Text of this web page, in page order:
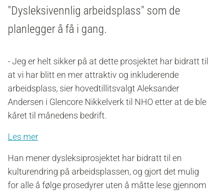
"Dysleksivennlig arbeidsplass" som de
planlegger å få i gang.
- Jeg er helt sikker på at dette prosjektet har bidratt til
at vi har blitt en mer attraktiv og inkluderende
arbeidsplass, sier hovedtillitsvalgt Aleksander
Andersen i Glencore Nikkelverk til NHO etter at de ble
kåret til månedens bedrift.
Les mer
Han mener dysleksiprosjektet har bidratt til en
kulturendring på arbeidsplassen, og gjort det mulig
for alle å følge prosedyrer uten å måtte lese gjennom